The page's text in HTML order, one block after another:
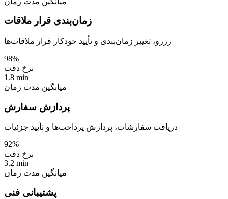
زمان‌بندی قرار ملاقات
رزرو، تغییر زمان‌بندی و تأیید خودکار قرار ملاقات‌ها
98%
نرخ دقت
1.8 min
میانگین مدت زمان
پردازش سفارش
دریافت سفارشات، پردازش پرداخت‌ها و تأیید جزئیات
92%
نرخ دقت
3.2 min
میانگین مدت زمان
پشتیبانی فنی